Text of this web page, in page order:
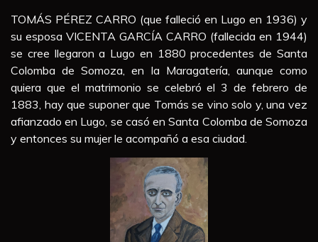
TOMÁS PÉREZ CARRO (que falleció en Lugo en 1936) y
su esposa VICENTA GARCÍA CARRO (fallecida en 1944)
se cree llegaron a Lugo en 1880 procedentes de Santa
Colomba de Somoza, en la Maragatería, aunque como
quiera que el matrimonio se celebró el 3 de febrero de
1883, hay que suponer que Tomás se vino solo y, una vez
afianzado en Lugo, se casó en Santa Colomba de Somoza
y entonces su mujer le acompañó a esa ciudad.